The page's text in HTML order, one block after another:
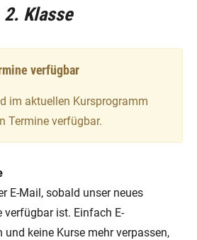
2. Klasse
verfügbar
im aktuellen Kursprogramm
Termine verfügbar.
E-Mail, sobald unser neues
ist. Einfach E-
und keine Kurse mehr verpassen,